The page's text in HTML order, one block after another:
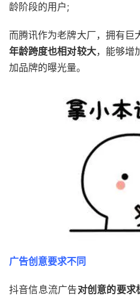
龄阶段的用户;
而腾讯作为老牌大厂，拥有巨
年龄跨度也相对较大，能够增
加品牌的曝光量。
广告创意要求不同
抖音信息流广告对创意的要求